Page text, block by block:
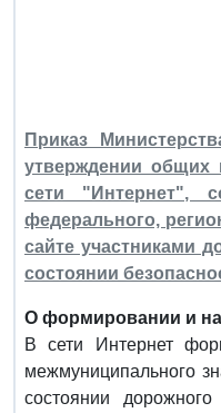
Приказ
утверждении общих
сети "Интернет",
федерального,
сайте участниками
состоянии
О формировании и
В сети Интернет
межмуниципального
состоянии